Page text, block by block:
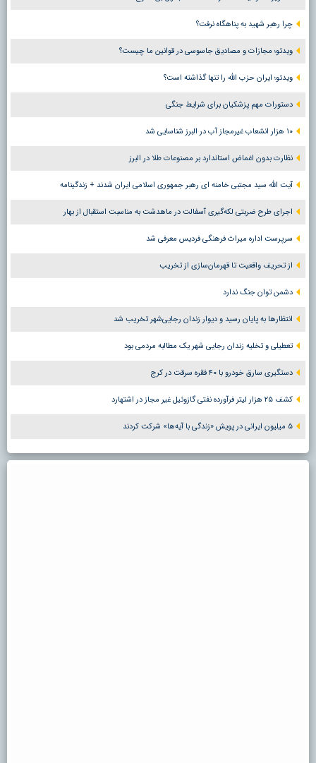
چرا رهبر شهید به پناهگاه نرفت؟
ویدئو؛ مجازات و مصادیق جاسوسی در قوانین ما چیست؟
ویدئو؛ ایران حزب الله را تنها گذاشته است؟
دستورات مهم پزشکیان برای شرایط جنگی
۱۰ هزار انشعاب غیرمجاز آب در البرز شناسایی شد
نظارت بدون اغماض استاندارد بر مصنوعات طلا در البرز
آیت الله سید مجتبی خامنه ای رهبر جمهوری اسلامی ایران شدند + زندگینامه
اجرای طرح ضربتی لکه‌گیری آسفالت در ماهدشت به مناسبت استقبال از بهار
سرپرست اداره میراث فرهنگی فردیس معرفی شد
از تحریف واقعیت تا قهرمان‌سازی از تخریب
دشمن توان جنگ ندارد
انتظارها به پایان رسید و دیوار زندان رجایی‌شهر تخریب شد
تعطیلی و تخلیه زندان رجایی شهر یک مطالبه مردمی بود
دستگیری سارق خودرو با ۴۰ فقره سرقت در کرج
کشف ۲۵ هزار لیتر فرآورده نفتی گازوئیل غیر مجاز در اشتهارد
۵ میلیون ایرانی در پویش «زندگی با آیه‌ها» شرکت کردند